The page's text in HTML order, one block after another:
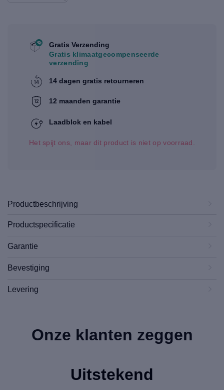
Gratis Verzending
Gratis klimaatgecompenseerde
verzending
14 dagen gratis retourneren
12 maanden garantie
Laadblok en kabel
Het spijt ons, maar dit product is niet op voorraad.
Productbeschrijving
Productspecificatie
Garantie
Bevestiging
Levering
Onze klanten zeggen
Uitstekend